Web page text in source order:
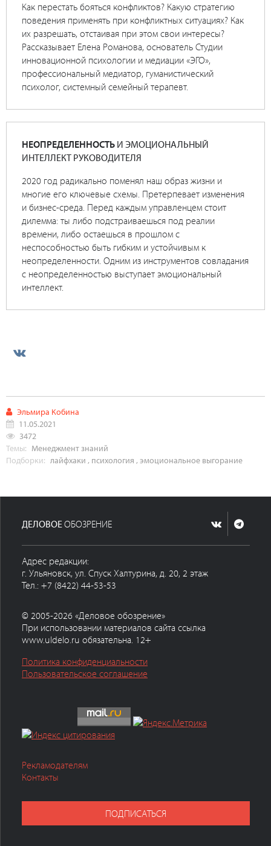
Как перестать бояться конфликтов? Какую стратегию
поведения применять при конфликтных ситуациях? Как
их разрешать, отстаивая при этом свои интересы?
Рассказывает Елена Романова, основатель Студии
инновационной психологии и медиации «ЭГО»,
профессиональный медиатор, гуманистический
психолог, системный семейный терапевт.
НЕОПРЕДЕЛЕННОСТЬ И ЭМОЦИОНАЛЬНЫЙ
ИНТЕЛЛЕКТ РУКОВОДИТЕЛЯ
2020 год радикально поменял наш образ жизни и
многие его ключевые схемы. Претерпевает изменения
и бизнес-среда. Перед каждым управленцем стоит
дилемма: ты либо подстраиваешься под реалии
времени, либо остаешься в прошлом с
неспособностью быть гибким и устойчивым к
неопределенности. Одним из инструментов совладания
с неопределенностью выступает эмоциональный
интеллект.
Эльмира Кобина
11.05.2021
3472
Темы: Менеджмент знаний
Подборки: лайфхаки , психология ,эмоциональное выгорание
ДЕЛОВОЕОБОЗРЕНИЕ
Адрес редакции:
г. Ульяновск, ул. Спуск Халтурина, д. 20, 2 этаж
Тел.: +7 (8422) 44-53-53
© 2005-2026 «Деловое обозрение»
При использовании материалов сайта ссылка
www.uldelo.ru обязательна. 12+
Политика конфиденциальности
Пользовательское соглашение
Рекламодателям
Контакты
ПОДПИСАТЬСЯ